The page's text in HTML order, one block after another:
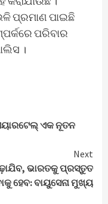
ପ୍ରମାଣ ପାଇଛି
ପରିବାର
।
ଏକ ନୂତନ
Next
ଭାରତକୁ ପ୍ରସ୍ତୁତ
ହେବ: ବାୟୁସେନା ମୁଖ୍ୟ